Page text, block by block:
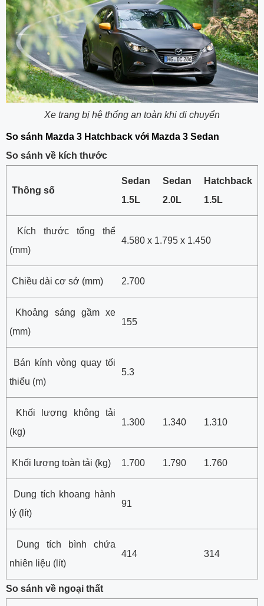
Xe trang bị hệ thống an toàn khi di chuyển
So sánh Mazda 3 Hatchback với Mazda 3 Sedan
So sánh về kích thước
Thông số
Sedan
1.5L
Sedan
2.0L
Hatchback
1.5L
Kích thước tổng thể
(mm)
4.580 x 1.795 x 1.450
Chiều dài cơ sở (mm) 2.700
Khoảng sáng gầm xe
(mm)
155
Bán kính vòng quay tối
thiểu (m)
5.3
Khối lượng không tải
(kg)
1.300 1.340 1.310
Khối lượng toàn tải (kg) 1.700 1.790 1.760
Dung tích khoang hành
lý (lít)
91
Dung tích bình chứa
nhiên liệu (lít)
414 314
So sánh về ngoại thất